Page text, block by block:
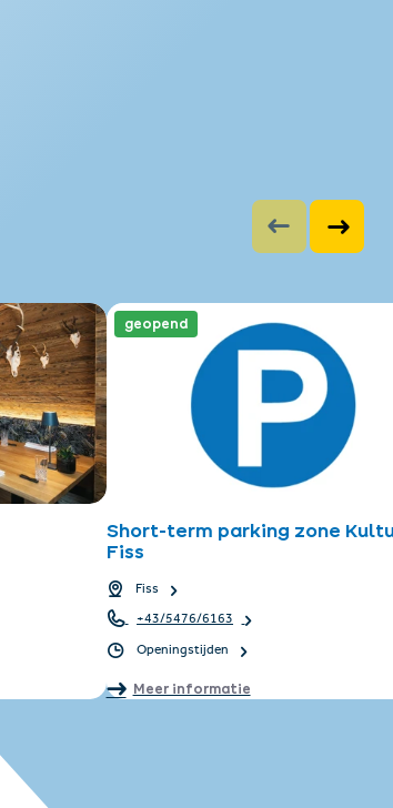
geopend
Short-term parking zone
Fiss
Fiss
+43/5476/6163
Openingstijden
Meer informatie